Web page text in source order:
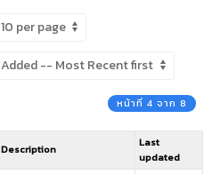
หน้าที่ 4 จาก 8
Description
Last
updated